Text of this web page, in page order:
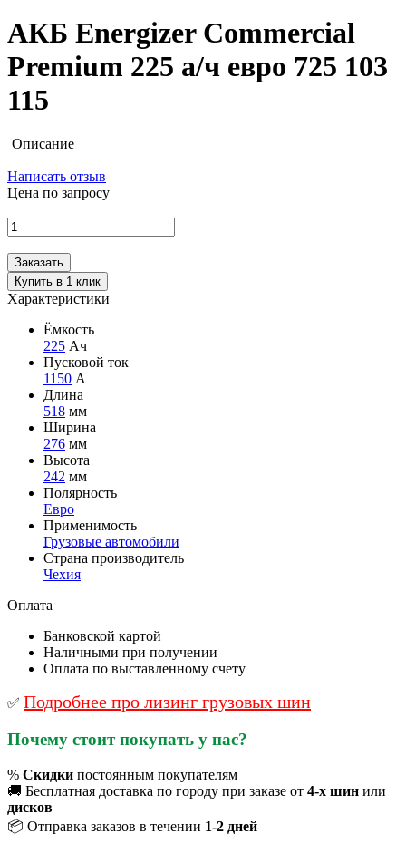
АКБ Energizer Commercial
Premium 225 а/ч евро 725 103
115
Описание
Написать отзыв
Цена по запросу
Заказать
Купить в 1 клик
Характеристики
Ёмкость
225 Ач
Пусковой ток
1150 А
Длина
518 мм
Ширина
276 мм
Высота
242 мм
Полярность
Евро
Применимость
Грузовые автомобили
Страна производитель
Чехия
Оплата
Банковской картой
Наличными при получении
Оплата по выставленному счету
✅ Подробнее про лизинг грузовых шин
Почему стоит покупать у нас?
% Скидки постоянным покупателям
🚚 Бесплатная доставка по городу при заказе от 4-х шин или
дисков
📦 Отправка заказов в течении 1-2 дней